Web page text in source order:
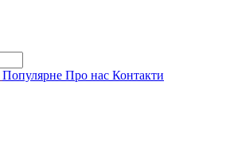
Популярне Про нас Контакти